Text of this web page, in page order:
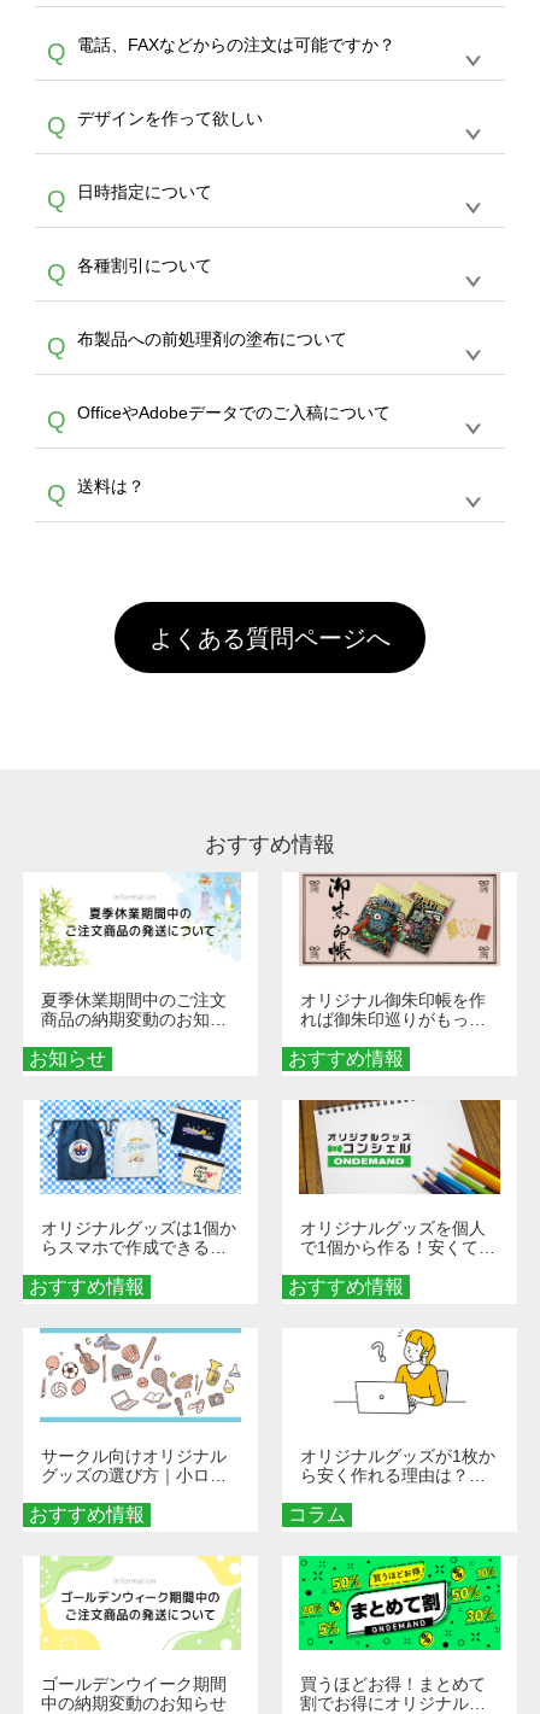
デザインの作成から決済まで完了できます。
30枚以上やシルク印刷など、大口注文の場合
は、サポートが担当するエコバッグコンシェル
やタンブラーコンシェルをご利用ください。製
作する数量が多ければ多いほど、オンデマンド
サービスよりも低価格で製作することが可能で
す。
A
ドできるデータ形式は、JPG / PNG / AI / PSD /
PDF 形式になります。データの最大サイズ
写真などもアップロード可能です。使用できな
い画像はエラーになります。（※ Illustratorか
らの直接入稿には対応していません。AIで保存
し、デザインツールからアップロードして下さ
い）
Q 電話、FAXなどからの注文は可能ですか？
A
文のみ受け付けております。30個以上のご製
作をお考えの方は、サポートが担当するエコバ
スをご利用頂ければ、電話やFAX、メールなど
でご注文が可能です。
Q デザインを作って欲しい
A
を作って欲しい。などの場合は、製作数量が
30個以上であれば、サポート担当が、デザイ
バッグコンシェル
サー
ビスをご利用ください。(※ 30個以下の場合
は、デザインツールをご利用ください)
Q 日時指定について
A
ん。発送後18時以降に配送業者・伝票番号を
メールでお知らせいたしますので、直接配送業
者にご連絡いただき調整をお願い致します。
Q 各種割引について
A
カート内で自動的に割引(最大50%)が適用され
ます。 【付与ポイント】購入金額の1％が1ポ
イントとして付与され、次回ご注文時に1ポイ
ント＝1円としてお使いいただけます。ポイン
トは発送完了の翌日に付与され、次回ご注文時
からご利用頂けます。ポイントの有効期限は一
年間です。【会員ランク】過去10カ月のご注
文回数により会員ランク割引(最大5%)が適用
頂いても、ログインがされていなければ、ラン
クにカウントがされません。
Q 布製品への前処理剤の塗布について
A
意点（前処理剤）】カラー生地（Tシャツのホ
ワイト、トートバッグのナチュラル、ホワイト
といって、プリントを定着させるための処理剤
を塗布しており、短納期・低価格で商品をお届
害な性質で、水洗いで落とすことが可能です。
お手数ですが、お客様ご自身にて着用前に落と
していただけますようお願いいたします。※1
通常注文・直送機能でのご注文に関わらず、前
Q OfficeやAdobeデータでのご入稿について
A
ません。いずれのデータも該当デザインのみ画
像(JPEG,PNG,GIF,PDF)に変換、またはAdobe
Q 送料は？
引」などによるお値引きで4,000円未満になる
場合は送料がかかりますので、ご注意くださ
い。
よくある質問ページへ
おすすめ情報
お知らせ
夏季休業期間中のご注文
商品の納期変動のお知ら
おすすめ情報
オリジナル御朱印帳を作
れば御朱印巡りがもっと
ダーメイドする魅力と選
び方
おすすめ情報
オリジナルグッズは1個か
らスマホで作成できる！
くなる巾着＆ポーチ活用
術
おすすめ情報
オリジナルグッズを個人
で1個から作る！安くて簡
秘訣
おすすめ情報
サークル向けオリジナル
グッズの選び方｜小ロッ
める秘訣
コラム
オリジナルグッズが1枚か
ら安く作れる理由は？オ
とメリットを解説
ゴールデンウイーク期間
中の納期変動のお知らせ
買うほどお得！まとめて
割でお得にオリジナルグ